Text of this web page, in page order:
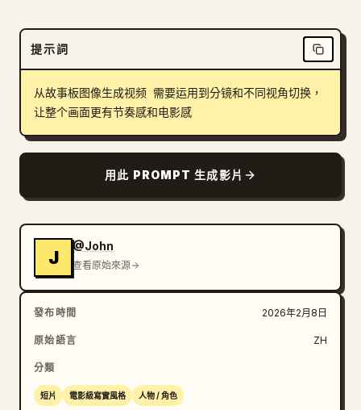
提示詞
从故事板图像生成视频 需要运用到分镜和不同视角切换，
让整个画面更有节奏感和电影感
用此 PROMPT 生成影片
J
@John
查看原始來源
發布時間 2026年2月8日
原始語言 ZH
分類
短片 電影級寫實風格 人物 / 角色